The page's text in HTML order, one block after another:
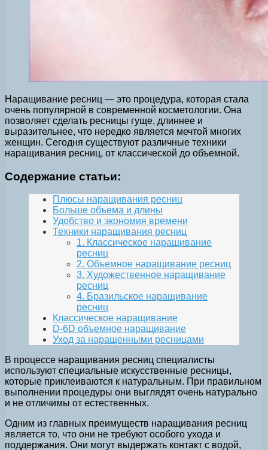
Наращивание ресниц — это процедура, которая стала
очень популярной в современной косметологии. Она
позволяет сделать ресницы гуще, длиннее и
выразительнее, что нередко является мечтой многих
женщин. Сегодня существуют различные техники
наращивания ресниц, от классической до объемной.
Содержание статьи:
Плюсы наращивания ресниц
Больше объема и длины
Удобство и экономия времени
Техники наращивания ресниц
1. Классическое наращивание
ресниц
2. Объемное наращивание ресниц
3. Художественное наращивание
ресниц
4. Бразильское наращивание
ресниц
Классическое наращивание
D-6D объемное наращивание
Уход за наращенными ресницами
В процессе наращивания ресниц специалисты
используют специальные искусственные ресницы,
которые приклеиваются к натуральным. При правильном
выполнении процедуры они выглядят очень натурально
и не отличимы от естественных.
Одним из главных преимуществ наращивания ресниц
является то, что они не требуют особого ухода и
поддержания. Они могут выдержать контакт с водой,